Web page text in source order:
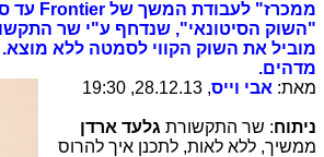
"השוק הסיטונאי", שנדחף ע"י שר
מוביל את השוק הקווי לסמטה ללא מוצא.
מדהים.
מאת: אבי וייס, 28.12.13, 19:30
ניתוח: שר התקשורת גלעד ארדן
ממשיך, ללא לאות, לתכנן איך להרוס